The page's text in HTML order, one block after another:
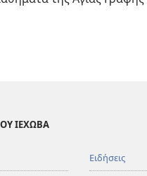
ΙΕΧΩΒΑ
Ειδήσεις